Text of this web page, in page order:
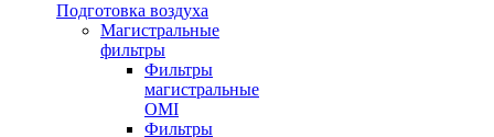
Подготовка воздуха
Магистральные
фильтры
Фильтры
магистральные
OMI
Фильтры